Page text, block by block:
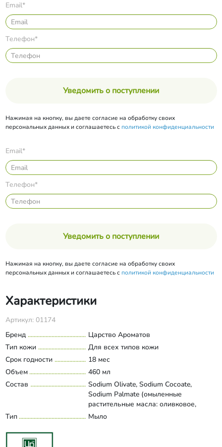
Email*
Телефон*
Уведомить о поступлении
Нажимая на кнопку, вы даете согласие на обработку своих
персональных данных и соглашаетесь с политикой конфиденциальности
Email*
Телефон*
Уведомить о поступлении
Нажимая на кнопку, вы даете согласие на обработку своих
персональных данных и соглашаетесь с политикой конфиденциальности
Характеристики
Артикул: 01174
Бренд
Царство Ароматов
Тип кожи
Для всех типов кожи
Срок годности
18 мес
Объем
460 мл
Состав
Sodium Olivate, Sodium Cocoate,
Sodium Palmate (омыленные
растительные масла: оливковое,
кокосовое, пальмовое), Aqua, Prunus
Развернуть состав
Тип Мыло